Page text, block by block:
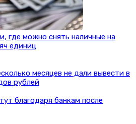
где можно снять наличные на
единиц
месяцев не дали вывести в
рублей
благодаря банкам после